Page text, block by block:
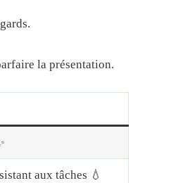
la présentation.
aux tâches 💧